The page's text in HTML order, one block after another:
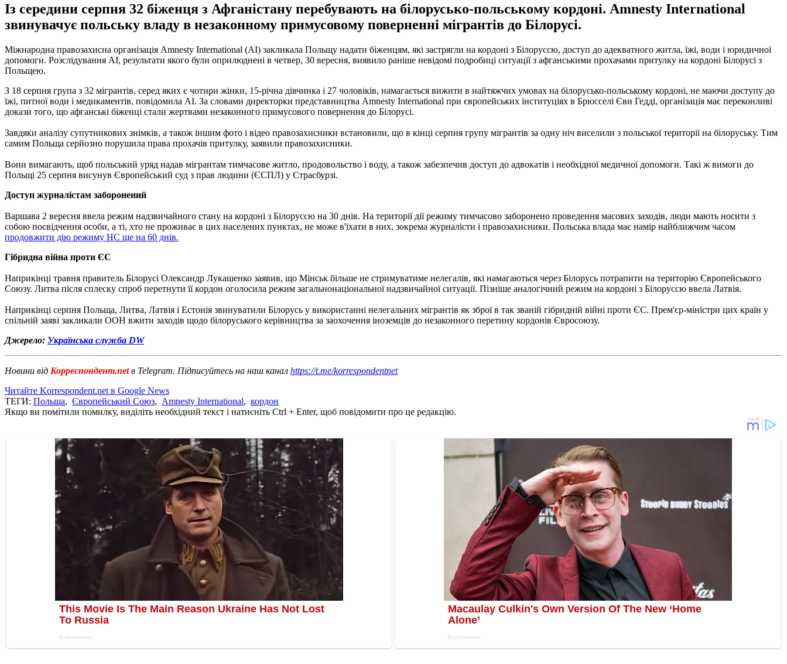
Із середини серпня 32 біженця з Афганістану перебувають на білорусько-польському кордоні. Amnesty International
звинувачує польську владу в незаконному примусовому поверненні мігрантів до Білорусі.
Міжнародна правозахисна організація Amnesty International (AI) закликала Польщу надати біженцям, які застрягли на кордоні з Білоруссю, доступ до адекватного житла, їжі, води і юридичної
допомоги. Розслідування AI, результати якого були оприлюднені в четвер, 30 вересня, виявило раніше невідомі подробиці ситуації з афганськими прохачами притулку на кордоні Білорусі з
Польщею.
З 18 серпня група з 32 мігрантів, серед яких є чотири жінки, 15-річна дівчинка і 27 чоловіків, намагається вижити в найтяжчих умовах на білорусько-польському кордоні, не маючи доступу до
їжі, питної води і медикаментів, повідомила AI. За словами директорки представництва Amnesty International при європейських інституціях в Брюсселі Єви Гедді, організація має переконливі
докази того, що афганські біженці стали жертвами незаконного примусового повернення до Білорусі.
Завдяки аналізу супутникових знімків, а також іншим фото і відео правозахисники встановили, що в кінці серпня групу мігрантів за одну ніч виселили з польської території на білоруську. Тим
самим Польща серйозно порушила права прохачів притулку, заявили правозахисники.
Вони вимагають, щоб польський уряд надав мігрантам тимчасове житло, продовольство і воду, а також забезпечив доступ до адвокатів і необхідної медичної допомоги. Такі ж вимоги до
Польщі 25 серпня висунув Європейський суд з прав людини (ЄСПЛ) у Страсбурзі.
Доступ журналістам заборонений
Варшава 2 вересня ввела режим надзвичайного стану на кордоні з Білоруссю на 30 днів. На території дії режиму тимчасово заборонено проведення масових заходів, люди мають носити з
собою посвідчення особи, а ті, хто не проживає в цих населених пунктах, не може в'їхати в них, зокрема журналісти і правозахисники. Польська влада має намір найближчим часом
продовжити дію режиму НС ще на 60 днів.
Гібридна війна проти ЄС
Наприкінці травня правитель Білорусі Олександр Лукашенко заявив, що Мінськ більше не стримуватиме нелегалів, які намагаються через Білорусь потрапити на територію Європейського
Союзу. Литва після сплеску спроб перетнути її кордон оголосила режим загальнонаціональної надзвичайної ситуації. Пізніше аналогічний режим на кордоні з Білоруссю ввела Латвія.
Наприкінці серпня Польща, Литва, Латвія і Естонія звинуватили Білорусь у використанні нелегальних мігрантів як зброї в так званій гібридній війні проти ЄС. Прем'єр-міністри цих країн у
спільній заяві закликали ООН вжити заходів щодо білоруського керівництва за заохочення іноземців до незаконного перетину кордонів Євросоюзу.
Джерело: Українська служба DW
Новини від Корреспондент.netв Telegram. Підписуйтесь на наш канал https://t.me/korrespondentnet
Читайте Korrespondent.net в Google News
ТЕГИ: Польща, Європейський Союз, Amnesty International, кордон
Якщо ви помітили помилку, виділіть необхідний текст і натисніть Ctrl + Enter, щоб повідомити про це редакцію.